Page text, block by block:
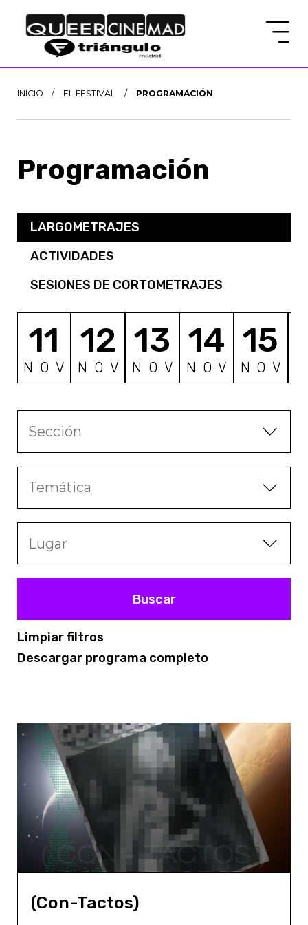
INICIO / EL FESTIVAL / PROGRAMACIÓN
Programación
LARGOMETRAJES
ACTIVIDADES
SESIONES DE CORTOMETRAJES
11
NOV
12
NOV
13
NOV
14
NOV
15
NOV
Sección
Temática
Lugar
Buscar
Limpiar filtros
Descargar programa completo
(Con-Tactos)